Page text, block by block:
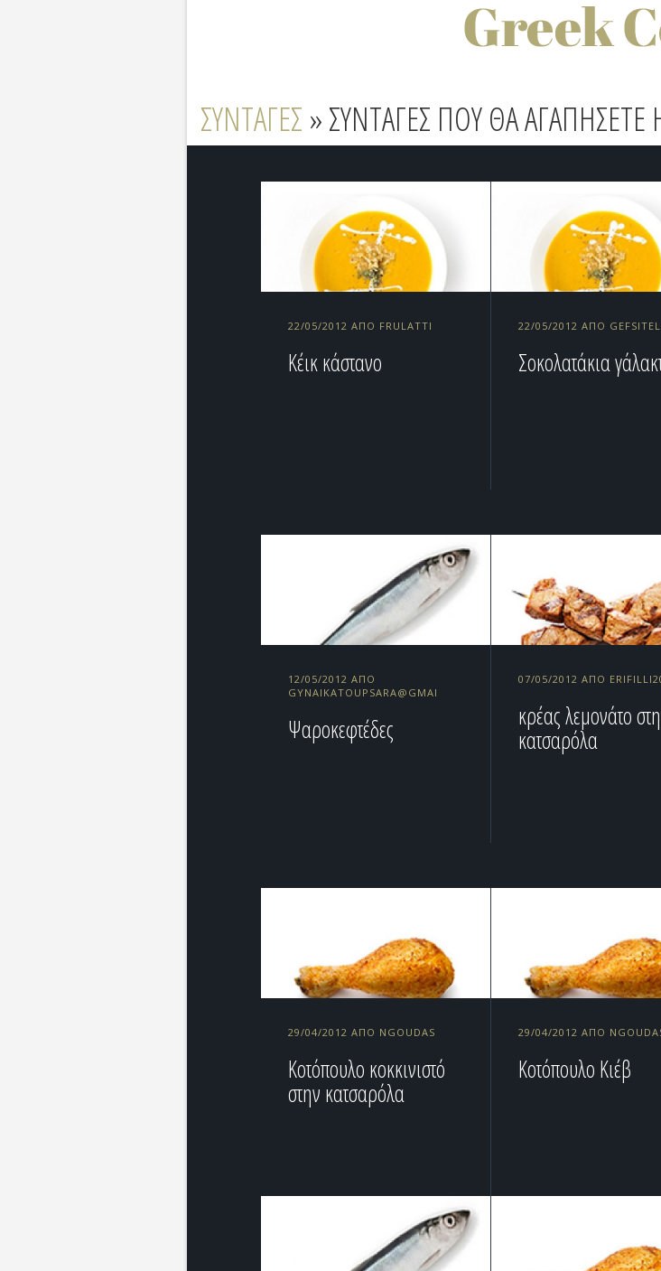
ΣΥΝΤΑΓΕΣ » ΣΥΝΤΑΓΕΣ ΠΟΥ ΘΑ
22/05/2012 ΑΠΌ FRULATTI
Κέικ κάστανο
22/05/2012 ΑΠΌ
Σοκολατάκια
12/05/2012 ΑΠΌ
GYNAIKATOUPSARA@GMAI
Ψαροκεφτέδες
07/05/2012 ΑΠΌ
κρέας λεμονάτο
κατσαρόλα
29/04/2012 ΑΠΌ NGOUDAS
Κοτόπουλο κοκκινιστό
στην κατσαρόλα
29/04/2012 ΑΠΌ
Κοτόπουλο Κιέβ